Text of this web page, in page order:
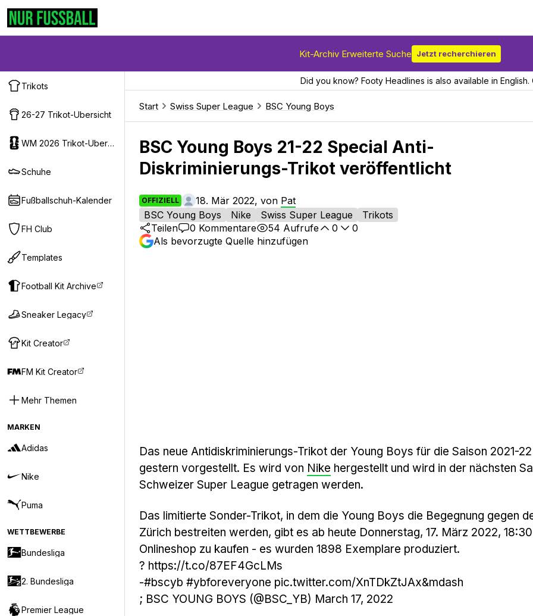
Kit-Archiv Erweiterte Suche Jetzt recherchieren
Trikots
26-27 Trikot-Ubersicht
WM 2026 Trikot-Ubersicht
Schuhe
Fußballschuh-Kalender
FH Club
Templates
Football Kit Archive
Sneaker Legacy
Kit Creator
FM Kit Creator
Mehr Themen
MARKEN
Adidas
Nike
Puma
WETTBEWERBE
Bundesliga
2. Bundesliga
Premier League
Did you know? Footy Headlines is also available in
Start Swiss Super League BSC Young Boys
BSC Young Boys 21-22 Special Anti-
Diskriminierungs-Trikot veröffentlicht
OFFIZIELL 18. Mär 2022, von Pat
BSC Young Boys
Nike Swiss Super League
Trikots
Teilen
0 Kommentare 54 Aufrufe 0
0
Als bevorzugte Quelle hinzufügen
Das neue Antidiskriminierungs-Trikot der Young Boys für die Saison 2021-
gestern vorgestellt. Es wird von Nike hergestellt und wird in der nächsten
Schweizer Super League getragen werden.
Das limitierte Sonder-Trikot, in dem die Young Boys die Begegnung gegen
Zürich bestreiten werden, gibt es ab heute Donnerstag, 17. März 2022,
Onlineshop zu kaufen - es wurden 1898 Exemplare produziert.
? https://t.co/87EF4GcLMs
-#bscyb #ybforeveryone pic.twitter.com/XnTDkZtJAx&mdash
; BSC YOUNG BOYS (@BSC_YB) March 17, 2022